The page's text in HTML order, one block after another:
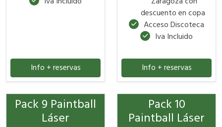
Info + reservas
descuento en copa
Acceso Discoteca
Iva Incluido
Info + reservas
Pack 9 Paintball
Láser
Pack 10
Paintball Láser